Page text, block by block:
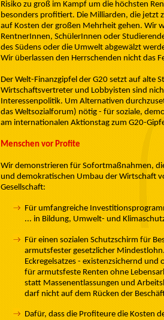
Risiko zu groß im Kampf um die höchsten
besonders profitiert. Die Milliarden, die jetzt
auf Kosten der großen Mehrheit gehen. Wir
RentnerInnen, SchülerInnen oder
des Südens oder die Umwelt abgewälzt
Wir überlassen den Herrschenden nicht das
Der Welt-Finanzgipfel der G20 setzt auf alte
Wirtschaftsvertreter und Lobbyisten sind
Interessenpolitik. Um Alternativen
das Weltsozialforum) nötig - für soziale,
am internationalen Aktionstag zum G20-
Menschen vor Profite
Wir demonstrieren für Sofortmaßnahmen,
und demokratischen Umbau der Wirtschaft
Gesellschaft:
Für umfangreiche
... in Bildung, Umwelt- und
Für einen sozialen Schutzschirm für
armutsfester gesetzlicher
Eckregelsatzes - existenzsichernd
für armutsfeste Renten ohne
statt Massenentlassungen und
darf nicht auf dem Rücken der
Dafür, dass die Profiteure die Kosten